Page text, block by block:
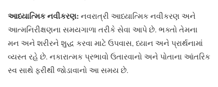
આધ્યાત્મિક નવીકરણ: નવરાત્રી આધ્યાત્મિક નવીકરણ અને
આત્મનિરીક્ષણના સમયગાળા તરીકે સેવા આપે છે. ભક્તો તેમના
મન અને શરીરને શુદ્ધ કરવા માટે ઉપવાસ, ધ્યાન અને પ્રાર્થનામાં
વ્યસ્ત રહે છે. નકારાત્મક પ્રભાવો ઉતારવાનો અને પોતાના આંતરિક
સ્વ સાથે ફરીથી જોડાવાનો આ સમય છે.